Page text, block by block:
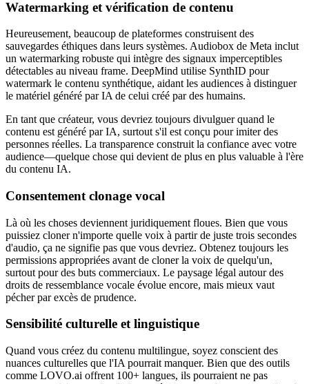
Watermarking et vérification de contenu
Heureusement, beaucoup de plateformes construisent des
sauvegardes éthiques dans leurs systèmes. Audiobox de Meta inclut
un watermarking robuste qui intègre des signaux imperceptibles
détectables au niveau frame. DeepMind utilise SynthID pour
watermark le contenu synthétique, aidant les audiences à distinguer
le matériel généré par IA de celui créé par des humains.
En tant que créateur, vous devriez toujours divulguer quand le
contenu est généré par IA, surtout s'il est conçu pour imiter des
personnes réelles. La transparence construit la confiance avec votre
audience—quelque chose qui devient de plus en plus valuable à l'ère
du contenu IA.
Consentement clonage vocal
Là où les choses deviennent juridiquement floues. Bien que vous
puissiez cloner n'importe quelle voix à partir de juste trois secondes
d'audio, ça ne signifie pas que vous devriez. Obtenez toujours les
permissions appropriées avant de cloner la voix de quelqu'un,
surtout pour des buts commerciaux. Le paysage légal autour des
droits de ressemblance vocale évolue encore, mais mieux vaut
pécher par excès de prudence.
Sensibilité culturelle et linguistique
Quand vous créez du contenu multilingue, soyez conscient des
nuances culturelles que l'IA pourrait manquer. Bien que des outils
comme LOVO.ai offrent 100+ langues, ils pourraient ne pas